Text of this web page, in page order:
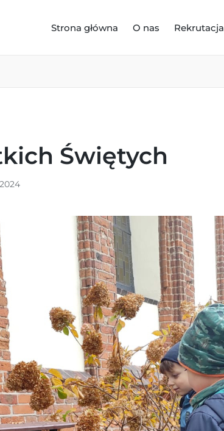
Strona główna O nas Rekrutacja
Świętych